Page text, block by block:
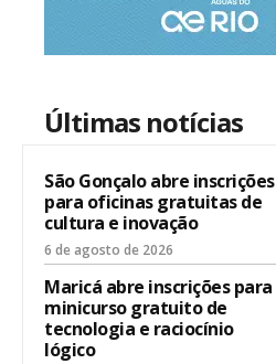
Últimas notícias
São Gonçalo abre inscrições
para oficinas gratuitas de
cultura e inovação
6 de agosto de 2026
Maricá abre inscrições para
minicurso gratuito de
tecnologia e raciocínio
lógico